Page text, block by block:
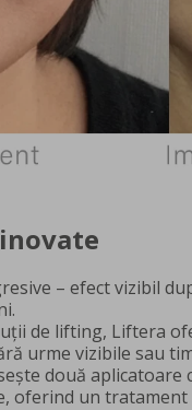
– efect vizibil
de lifting, Liftera
urme vizibile sau
două
oferind un